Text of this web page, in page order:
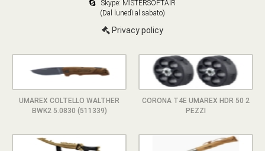
Skype: MISTERSOFTAIR
(Dal lunedì al sabato)
Privacy policy
UMAREX COLTELLO WALTHER
BWK2 5.0830 (511339)
CORONA T4E UMAREX HDR 50 2
PEZZI